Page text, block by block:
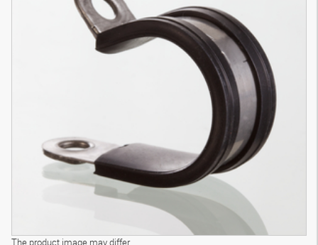
The product image may differ